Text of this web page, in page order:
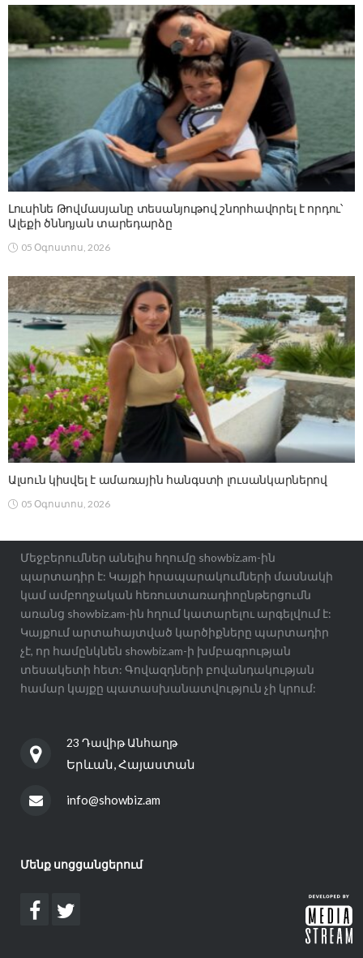
Լուսինե Թովմասյանը տեսանյութով շնորհավորել է որդու՝
Ալեքի ծննդյան տարեդարձը
05 Օգոստոս, 2026
Ալսուն կիսվել է ամառային հանգստի լուսանկարներով
05 Օգոստոս, 2026
Մեջբերումներ անելիս հղումը showbiz.am-ին
պարտադիր է: Կայքի հրապարակումների մասնակի
կամ ամբողջական հեռուստառադիոընթերցումն
առանց showbiz.am-ին հղում կատարելու արգելվում է:
Կայքում արտահայտված կարծիքները պարտադիր
չէ, որ համընկնեն showbiz.am-ի խմբագրության
տեսակետի հետ: Գովազդների բովանդակության
համար կայքը պատասխանատվություն չի կրում:
23 Դավիթ Անհաղթ
Երևան, Հայաստան
info@showbiz.am
Մենք սոցցանցերում